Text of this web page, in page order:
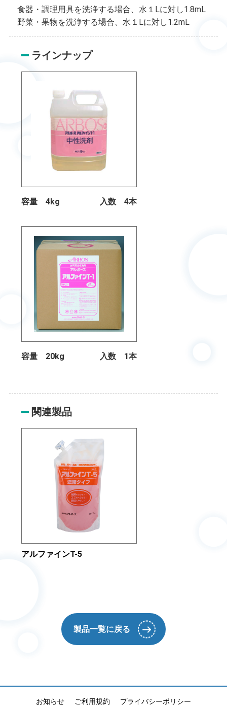
食器・調理用具を洗浄する場合、水１Lに対し1.8mL
野菜・果物を洗浄する場合、水１Lに対し1.2mL
ラインナップ
容量 4kg 入数 4本
容量 20kg 入数 1本
関連製品
アルファインT-5
製品一覧に戻る
お知らせ ご利用規約 プライバシーポリシー